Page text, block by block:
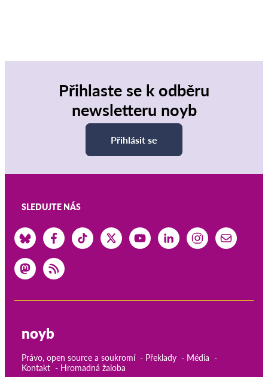
Přihlaste se k odběru
newsletteru noyb
Přihlásit se
SLEDUJTE NÁS
noyb
Právo, open source a soukromí Překlady
Média
Kontakt
Hromadná žaloba